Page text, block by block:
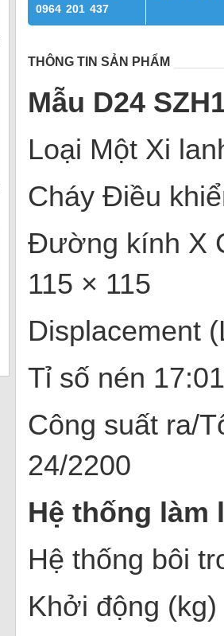
0964 201 437
THÔNG TIN SẢN PHẨM
Mẫu D24
Loại Một Xi
Cháy Điều
Đường kính X
115 × 115
Displacement
Tỉ số nén 17:01
Công suất ra/
24/2200
Hệ thống
Hệ thống bôi
Khởi động